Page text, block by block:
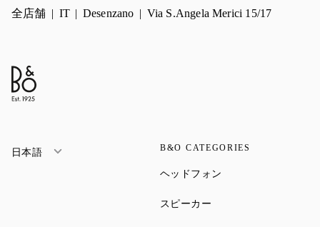
全店舗 IT Desenzano Via S.Angela Merici 15/17
日本語 B&O CATEGORIES
ヘッドフォン
スピーカー